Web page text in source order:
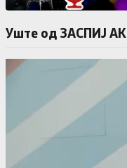
Уште од ЗАСПИЈ